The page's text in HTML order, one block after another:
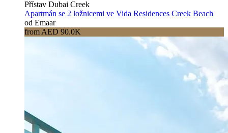
Přístav Dubai Creek
Apartmán se 2 ložnicemi ve Vida Residences Creek Beach
od Emaar
from AED 90.0K